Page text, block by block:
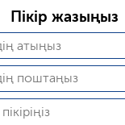
Пікір жазыңыз